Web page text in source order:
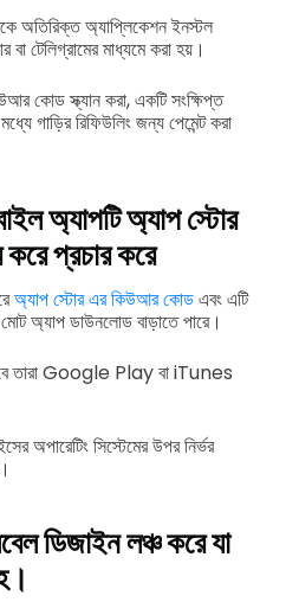
অতিরিক্ত অ্যাপ্লিকেশন ইনস্টল
বা টেলিগ্রামের মাধ্যমে করা হয়।
কোড স্ক্যান করা, একটি সংক্ষিপ্ত
গাড়ির রিফিউলিং জন্য পেমেন্ট করা
অ্যাপটি অ্যাপ স্টোর
প্রচার করে
অ্যাপ স্টোর এর কিউআর কোডএবং এটি
অ্যাপ ডাউনলোড বাড়াতে পারে।
তারা Google Play বা iTunes
অপারেটিং সিস্টেমের উপর নির্ভর
ডিজাইন লঞ্চ করে যা